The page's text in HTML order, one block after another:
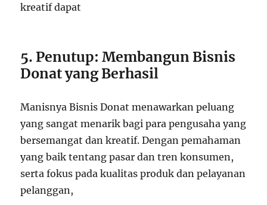
kreatif dapat
5. Penutup: Membangun Bisnis
Donat yang Berhasil
Manisnya Bisnis Donat menawarkan peluang
yang sangat menarik bagi para pengusaha yang
bersemangat dan kreatif. Dengan pemahaman
yang baik tentang pasar dan tren konsumen,
serta fokus pada kualitas produk dan pelayanan
pelanggan,